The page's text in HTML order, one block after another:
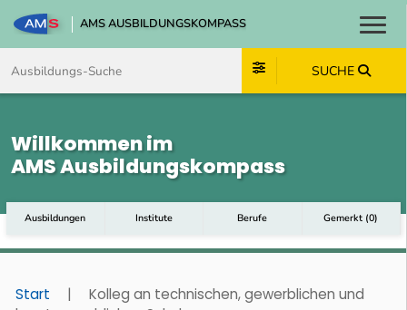
AMS AUSBILDUNGSKOMPASS
SUCHE
Willkommen im
AMS Ausbildungskompass
Ausbildungen Institute Berufe Gemerkt (0)
Start |
Kolleg an technischen, gewerblichen und